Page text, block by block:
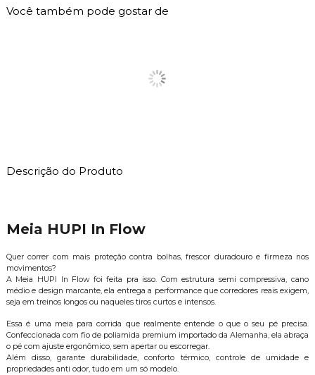
Você também pode gostar de
Descrição do Produto
Meia HUPI In Flow
Quer correr com mais proteção contra bolhas, frescor duradouro e firmeza nos
movimentos?
A Meia HUPI In Flow foi feita pra isso. Com estrutura semi compressiva, cano
médio e design marcante, ela entrega a performance que corredores reais exigem,
seja em treinos longos ou naqueles tiros curtos e intensos.
Essa é uma meia para corrida que realmente entende o que o seu pé precisa.
Confeccionada com fio de poliamida premium importado da Alemanha, ela abraça
o pé com ajuste ergonômico, sem apertar ou escorregar.
Além disso, garante durabilidade, conforto térmico, controle de umidade e
propriedades anti odor, tudo em um só modelo.